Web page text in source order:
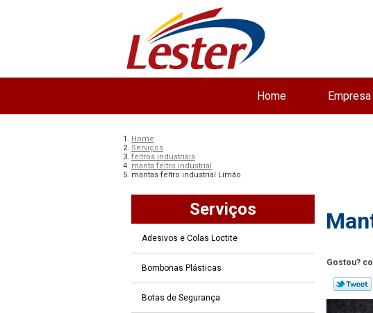
Home Empresa
Home
Serviços
feltros industriais
manta feltro industrial
mantas feltro industrial Limão
Serviços
Adesivos e Colas Loctite
Bombonas Plásticas
Botas de Segurança
Gostou?